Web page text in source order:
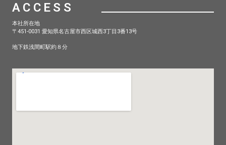
ACCESS
本社所在地
〒451-0031 愛知県名古屋市西区城西3丁目3番13号
地下鉄浅間町駅約８分